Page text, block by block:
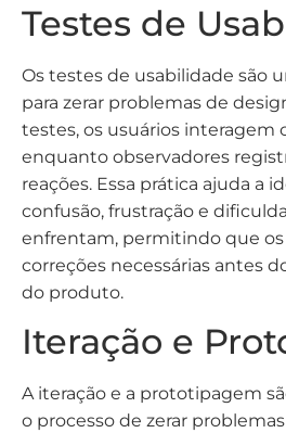
Testes de
Os testes de usabilidade são
para zerar problemas de
testes, os usuários interagem
enquanto observadores
reações. Essa prática ajuda a
confusão, frustração e
enfrentam, permitindo que os
correções necessárias antes
do produto.
Iteração e
A iteração e a prototipagem
o processo de zerar